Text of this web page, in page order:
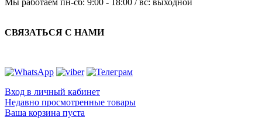
СВЯЗАТЬСЯ С НАМИ
Вход в личный кабинет
Недавно просмотренные товары
Ваша корзина пуста